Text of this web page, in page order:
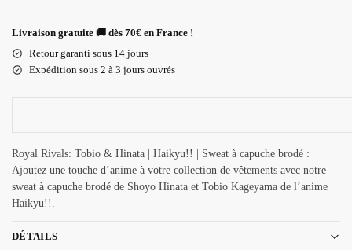
Livraison gratuite 🚚 dès 70€ en France !
Retour garanti sous 14 jours
Expédition sous 2 à 3 jours ouvrés
Royal Rivals: Tobio & Hinata | Haikyu!! | Sweat à capuche brodé :
Ajoutez une touche d’anime à votre collection de vêtements avec notre
sweat à capuche brodé de Shoyo Hinata et Tobio Kageyama de l’anime
Haikyu!!.
DÉTAILS